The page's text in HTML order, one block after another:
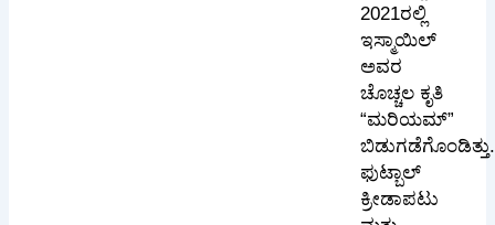
2021ರಲ್ಲಿ
ಇಸ್ಮಾಯಿಲ್
ಅವರ
ಚೊಚ್ಚಲ ಕೃತಿ
“ಮರಿಯಮ್”
ಬಿಡುಗಡೆಗೊಂಡಿತ್ತು.
ಫುಟ್ಬಾಲ್
ಕ್ರೀಡಾಪಟು